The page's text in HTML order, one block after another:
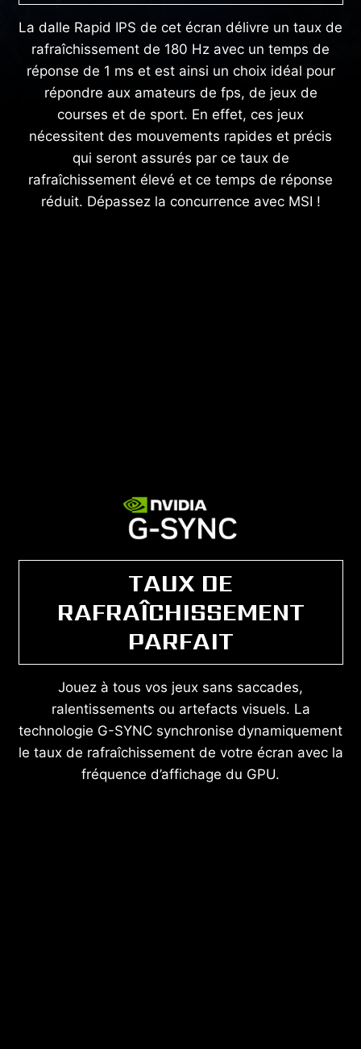
La dalle Rapid IPS de cet écran délivre un taux de
rafraîchissement de 180 Hz avec un temps de
réponse de 1 ms et est ainsi un choix idéal pour
répondre aux amateurs de fps, de jeux de
courses et de sport. En effet, ces jeux
nécessitent des mouvements rapides et précis
qui seront assurés par ce taux de
rafraîchissement élevé et ce temps de réponse
réduit. Dépassez la concurrence avec MSI !
TAUX DE
RAFRAÎCHISSEMENT
PARFAIT
Jouez à tous vos jeux sans saccades,
ralentissements ou artefacts visuels. La
technologie G-SYNC synchronise dynamiquement
le taux de rafraîchissement de votre écran avec la
fréquence d’affichage du GPU.